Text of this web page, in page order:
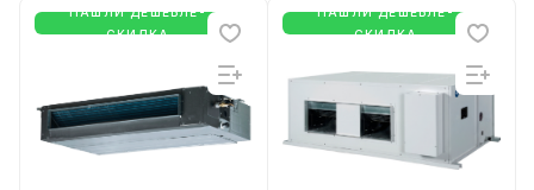
НАШЛИ ДЕШЕВЛЕ-
СКИДКА
НАШЛИ ДЕШЕВЛЕ-
СКИДКА